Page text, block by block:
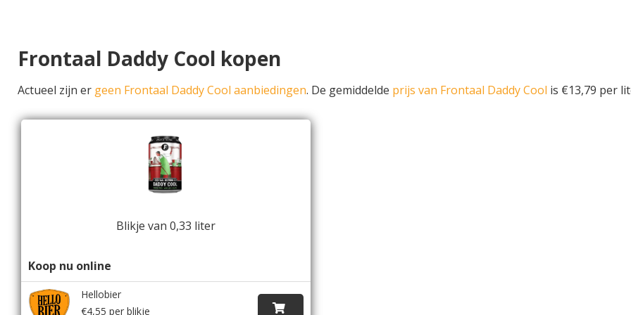
Frontaal Daddy Cool kopen
Actueel zijn er geen Frontaal Daddy Cool aanbiedingen. De gemiddelde prijs van Frontaal Daddy Cool is €13,79 per
Blikje van 0,33 liter
Koop nu online
Hellobier
€4,55 per blikje